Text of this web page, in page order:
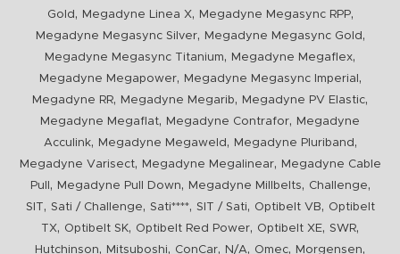
Gold , Megadyne Linea X, Megadyne Megasync RPP,
Megadyne Megasync Silver, Megadyne Megasync Gold ,
Megadyne Megasync Titanium, Megadyne Megaflex,
Megadyne Megapower, Megadyne Megasync Imperial ,
Megadyne RR, Megadyne Megarib, Megadyne PV Elastic,
Megadyne Megaflat, Megadyne Contrafor,
Megadyne
Acculink, Megadyne Megaweld , Megadyne Pluriband ,
Megadyne Varisect, Megadyne Megalinear,
Megadyne Cable
Pull
, Megadyne Pull Down, Megadyne Millbelts, Challenge,
SIT, Sati / Challenge, Sati****, SIT / Sati, Optibelt VB, Optibelt
TX, Optibelt SK, Optibelt Red Power, Optibelt XE, SWR,
Hutchinson, Mitsuboshi, ConCar, N/A, Omec, Morgensen,